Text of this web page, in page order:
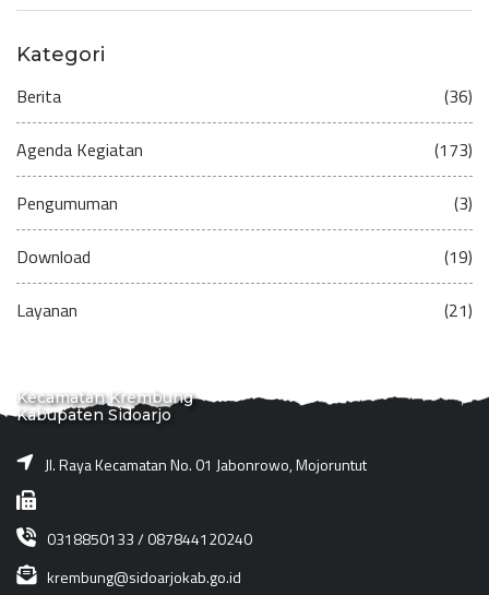
Kategori
Berita (36)
Agenda Kegiatan (173)
Pengumuman (3)
Download (19)
Layanan (21)
Kecamatan Krembung
Kabupaten Sidoarjo
Jl. Raya Kecamatan No. 01 Jabonrowo, Mojoruntut
0318850133 / 087844120240
krembung@sidoarjokab.go.id